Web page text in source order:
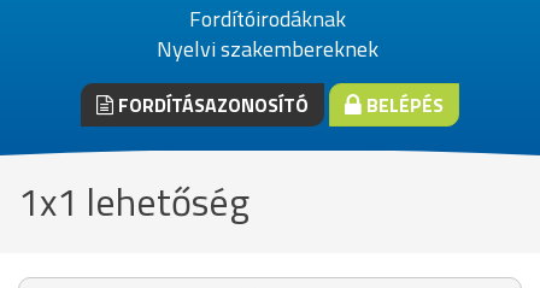
Fordítóirodáknak
Nyelvi szakembereknek
FORDÍTÁSAZONOSÍTÓ BELÉPÉS
1x1 lehetőség